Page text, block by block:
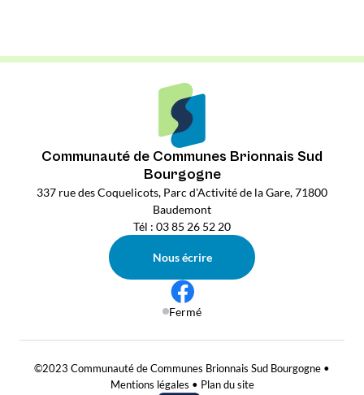
Communauté de Communes Brionnais Sud
Bourgogne
337 rue des Coquelicots, Parc d'Activité de la Gare, 71800
Baudemont
Tél : 03 85 26 52 20
Nous écrire
Fermé
©2023 Communauté de Communes Brionnais Sud Bourgogne •
Mentions légales • Plan du site